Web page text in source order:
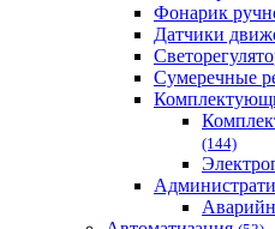
Фонарик
Датчики
Сумеречные
(144)